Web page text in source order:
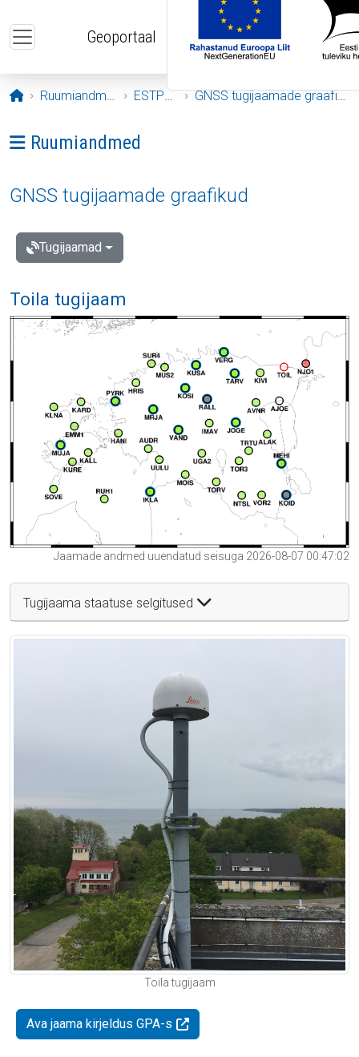
Geoportaal
Avaleht
Ruumiandmed ESTPOS GNSS tugijaamade graafikud
Ava menüü: Ruumiandmed
Ruumiandmed
GNSS tugijaamade graafikud
Tugijaamad
Toila tugijaam
Jaamade andmed uuendatud seisuga 2026-08-07 00:47:02
Tugijaama staatuse selgitused
Toila tugijaam
Ava jaama kirjeldus GPA-s